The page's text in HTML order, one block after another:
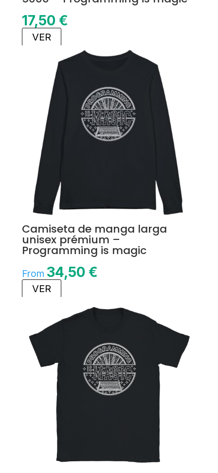
17,50 €
VER
Camiseta de manga larga
unisex prémium –
Programming is magic
From 34,50 €
VER